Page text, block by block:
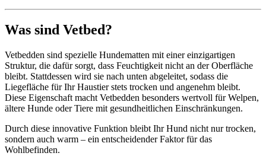
Was sind Vetbed?
Vetbedden sind spezielle Hundematten mit einer einzigartigen
Struktur, die dafür sorgt, dass Feuchtigkeit nicht an der Oberfläche
bleibt. Stattdessen wird sie nach unten abgeleitet, sodass die
Liegefläche für Ihr Haustier stets trocken und angenehm bleibt.
Diese Eigenschaft macht Vetbedden besonders wertvoll für Welpen,
ältere Hunde oder Tiere mit gesundheitlichen Einschränkungen.
Durch diese innovative Funktion bleibt Ihr Hund nicht nur trocken,
sondern auch warm – ein entscheidender Faktor für das
Wohlbefinden.